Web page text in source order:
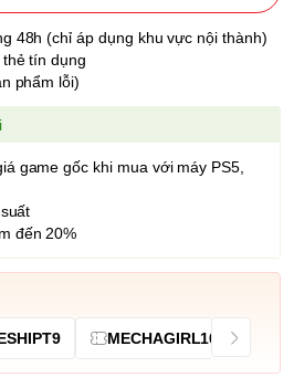
48h (chỉ áp dụng khu vực nội thành)
tín dụng
phẩm lỗi)
game gốc khi mua với máy PS5,
đến 20%
MECHAGIRL10